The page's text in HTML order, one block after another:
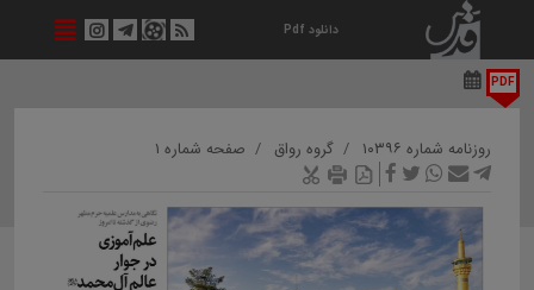
دانلود Pdf
PDF
روزنامه شماره ۱۰۳۹۶ گروه رواق صفحه شماره ۱